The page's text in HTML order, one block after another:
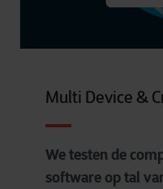
Multi Device &
We testen de
software op tal